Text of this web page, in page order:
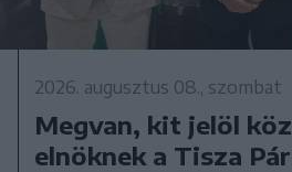
2026. augusztus 08., szombat
Megvan, kit jelöl
elnöknek a Tisza